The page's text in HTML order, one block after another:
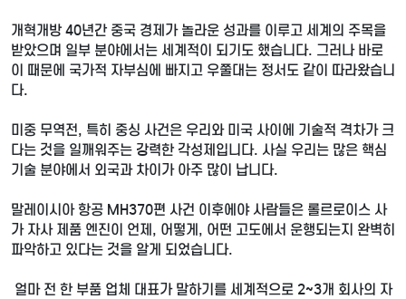
개혁개방 40년간 중국 경제가 놀라운 성과를 이루고 세계의 주목을
받았으며 일부 분야에서는 세계적이 되기도 했습니다. 그러나 바로
이 때문에 국가적 자부심에 빠지고 우쭐대는 정서도 같이 따라왔습니
다.
미중 무역전, 특히 중싱 사건은 우리와 미국 사이에 기술적 격차가 크
다는 것을 일깨워주는 강력한 각성제입니다. 사실 우리는 많은 핵심
기술 분야에서 외국과 차이가 아주 많이 납니다.
말레이시아 항공 MH370편 사건 이후에야 사람들은 롤르로이스 사
가 자사 제품 엔진이 언제, 어떻게, 어떤 고도에서 운행되는지 완벽히
파악하고 있다는 것을 알게 되었습니다.
얼마 전 한 부품 업체 대표가 말하기를 세계적으로 2~3개 회사의 자